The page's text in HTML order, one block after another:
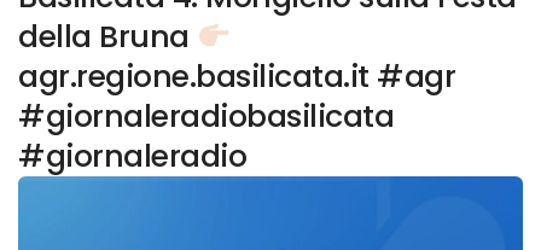
della Bruna
agr.regione.basilicata.it #agr
#giornaleradiobasilicata
#giornaleradio